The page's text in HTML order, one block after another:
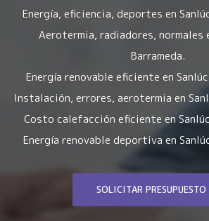
Energía, eficiencia, deportes en
Aerotermia, radiadores, normales
Barrameda.
Energía renovable eficiente en
Instalación, errores, aerotermia en
Costo calefacción eficiente en
Energía renovable deportiva en
SOLICITAR PRESUPUESTO